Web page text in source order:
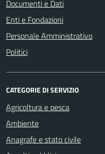
Documenti e Dati
Enti e Fondazioni
Personale Amministrativo
Politici
CATEGORIE DI SERVIZIO
Agricoltura e pesca
Ambiente
Anagrafe e stato civile